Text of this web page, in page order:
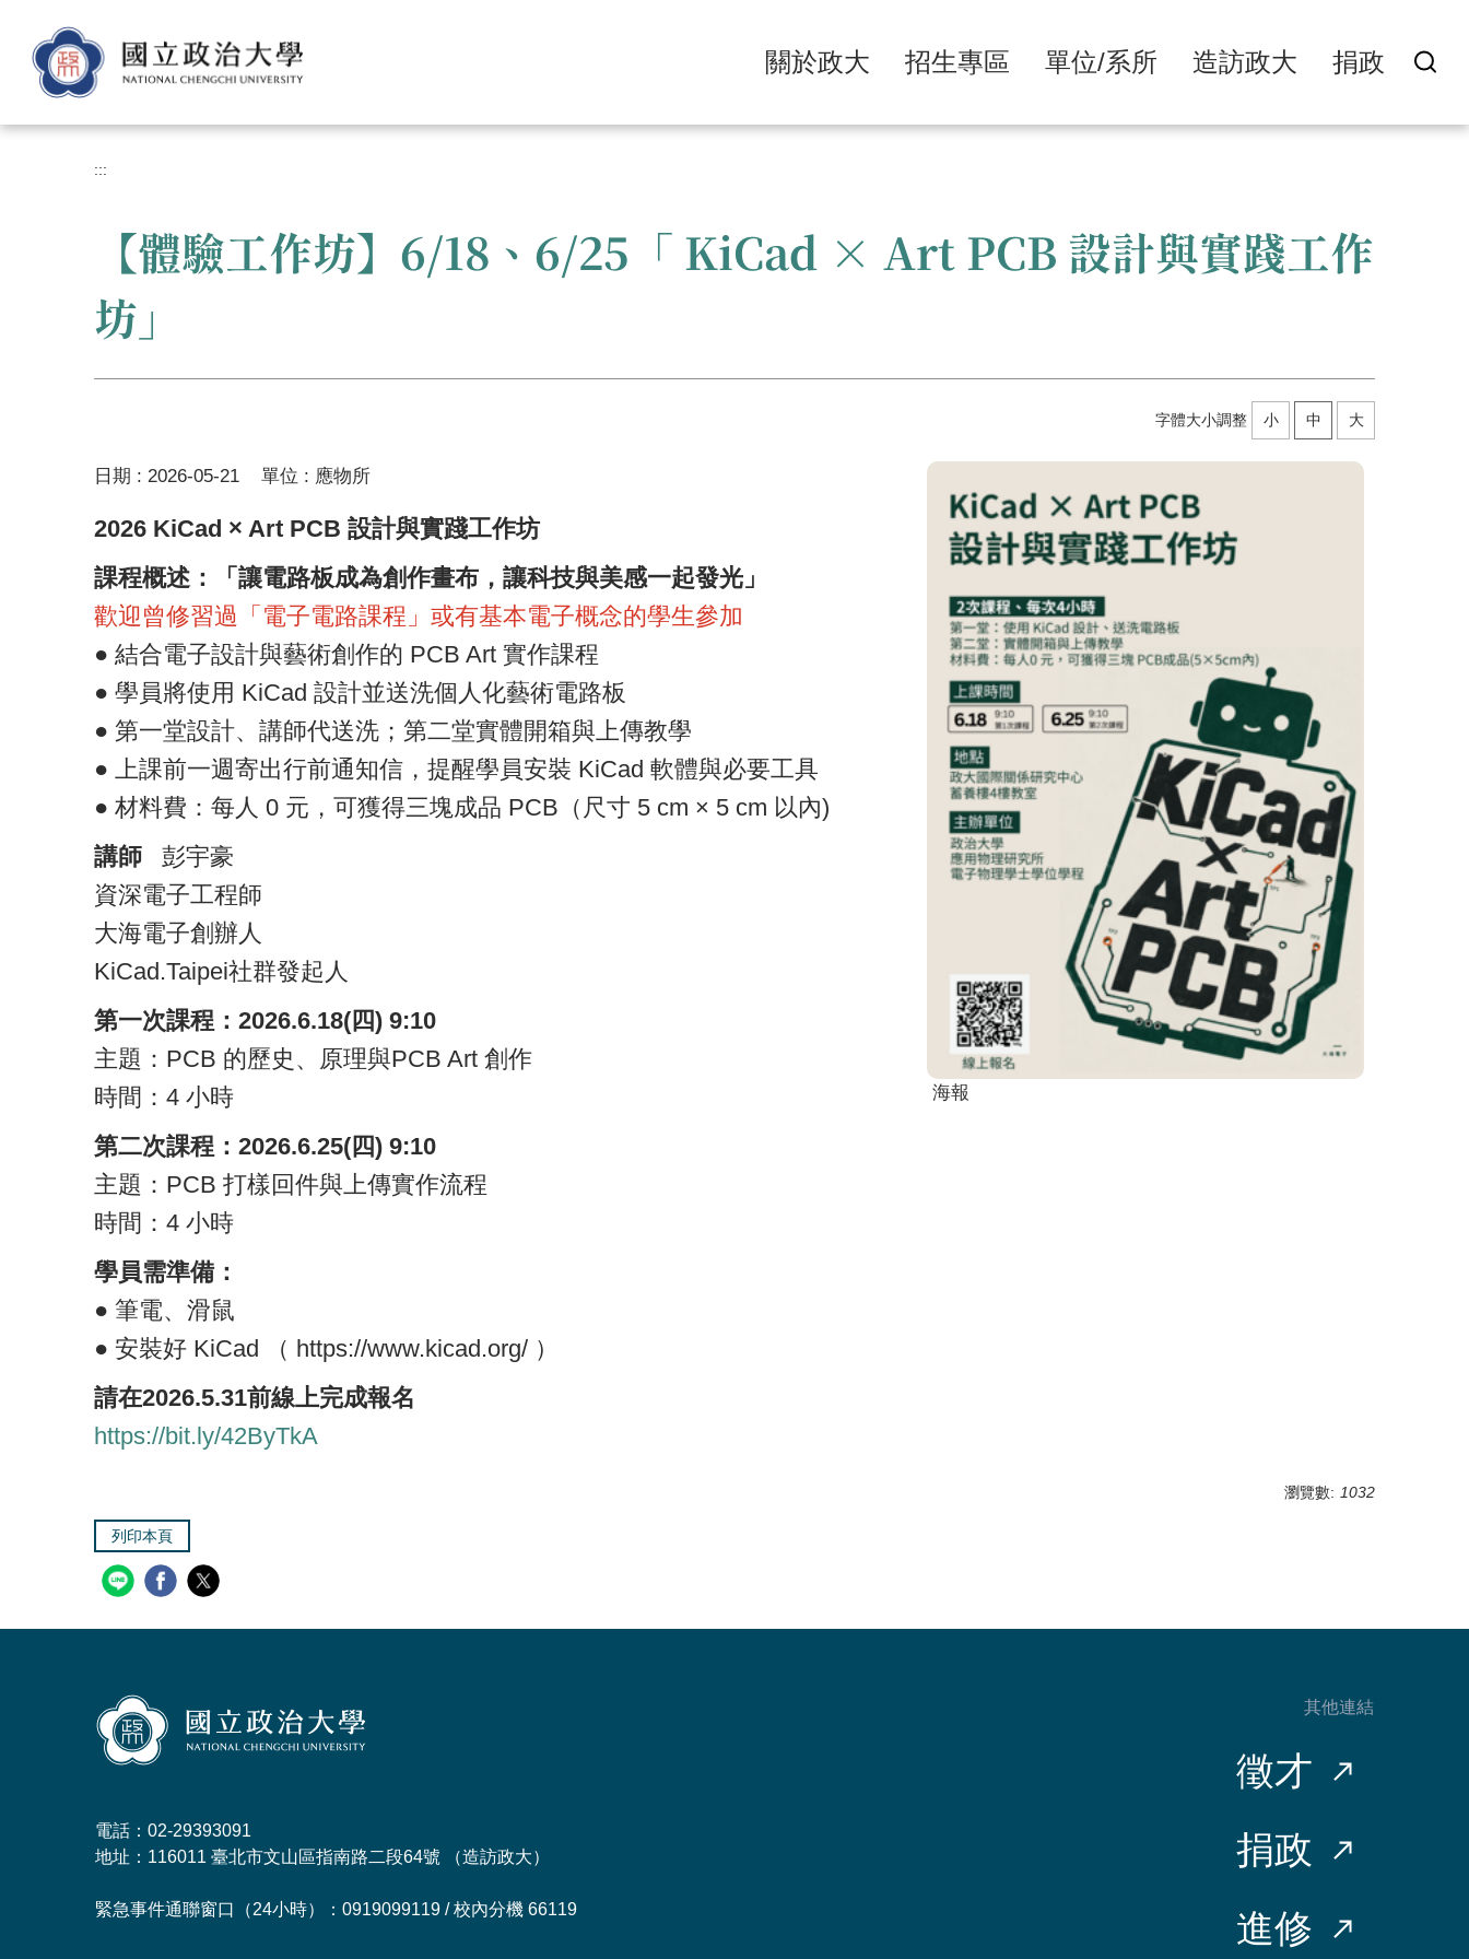
容
關於政大 招生專區 單位/系所 造訪政大 捐政
:::
【體驗工作坊】6/18、6/25「 KiCad × Art PCB 設計與實踐工作
坊」
字體大小調整 小 中 大
海報
日期 : 2026-05-21 單位 : 應物所
2026 KiCad × Art PCB 設計與實踐工作坊
課程概述：「讓電路板成為創作畫布，讓科技與美感一起發光」
歡迎曾修習過「電子電路課程」或有基本電子概念的學生參加
● 結合電子設計與藝術創作的 PCB Art 實作課程
● 學員將使用 KiCad 設計並送洗個人化藝術電路板
● 第一堂設計、講師代送洗；第二堂實體開箱與上傳教學
● 上課前一週寄出行前通知信，提醒學員安裝 KiCad 軟體與必要工具
● 材料費：每人 0 元，可獲得三塊成品 PCB（尺寸 5 cm × 5 cm 以內)
講師 彭宇豪
資深電子工程師
大海電子創辦人
KiCad.Taipei社群發起人
第一次課程：2026.6.18(四) 9:10
主題：PCB 的歷史、原理與PCB Art 創作
時間：4 小時
第二次課程：2026.6.25(四) 9:10
主題：PCB 打樣回件與上傳實作流程
時間：4 小時
學員需準備：
● 筆電、滑鼠
● 安裝好 KiCad （ https://www.kicad.org/ ）
請在2026.5.31前線上完成報名
https://bit.ly/42ByTkA
瀏覽數: 1032
列印本頁
電話：02-29393091
地址：116011 臺北市文山區指南路二段64號 （造訪政大）
緊急事件通聯窗口（24小時）：0919099119 / 校內分機 66119
其他連結
徵才
捐政
進修